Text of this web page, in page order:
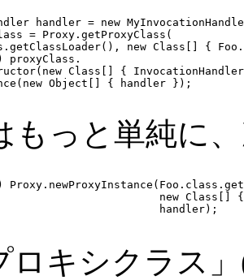
handler = new
= Proxy.getProxyClass(
new Class[] {
proxyClass.
Class[] {
Object[] { handler });
もっと単純に
new Class[]
handler);
ロキシクラス